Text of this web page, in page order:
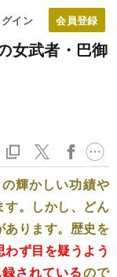
グイン
女武者・巴御
輝かしい功績や
す。しかし、どん
あります。歴史を
わず目を疑うよう
されているので